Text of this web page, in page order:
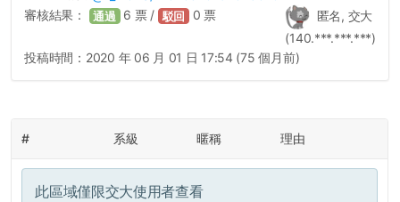
匿名, 交大
(140.***.***.***)
審核結果： 通過 6 票 / 駁回 0 票
投稿時間： 2020 年 06 月 01 日 17:54 (75 個月前)
# 系級 暱稱 理由
此區域僅限交大使用者查看